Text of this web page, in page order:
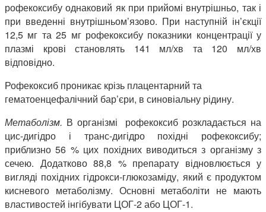
рофекоксибу однаковий як при прийомі внутрішньо, так і
при введенні внутрішньом’язово. При наступній ін’єкції
12,5 мг та 25 мг рофекоксибу показники концентрації у
плазмі крові становлять 141 мл/хв та 120 мл/хв
відповідно.
Рофекоксиб проникає крізь плацентарний та
гематоенцефалічний бар’єри, в синовіальну рідину.
Метаболізм. В організмі рофекоксиб розкладається на
цис-дигідро і транс-дигідро похідні рофекоксибу;
приблизно 56 % цих похідних виводиться з організму з
сечею. Додатково 88,8 % препарату відновлюється у
вигляді похідних гідрокси-глюкозаміду, який є продуктом
кисневого метаболізму. Основні метаболіти не мають
властивостей інгібувати ЦОГ-2 або ЦОГ-1.